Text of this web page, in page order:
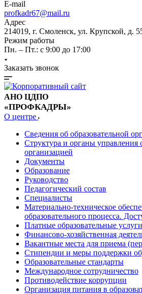
E-mail
profkadr67@mail.ru
Адрес
214019, г. Смоленск, ул. Крупской, д.
Режим работы
Пн. – Пт.: с 9:00 до 17:00
Заказать звонок
АНО ЦДПО
«ПРОФКАДРЫ»
О центре
Сведения об образовательной
Структура и органы управления
организацией
Документы
Образование
Руководство
Педагогический состав
Специалисты
Материально-техническое
образовательного процесса.
Платные образовательные услуги
Финансово-хозяйственная
Вакантные места для приема
Стипендии и меры поддержки
Образовательные стандарты
Международное сотрудничество
Противодействие коррупции
Организация питания в